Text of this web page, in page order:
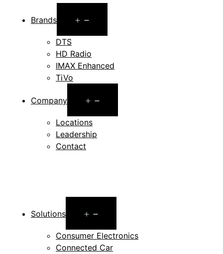
Brands
menu
DTS
HD Radio
IMAX Enhanced
TiVo
Company
menu
Locations
Leadership
Contact
Solutions
menu
Consumer Electronics
Connected Car